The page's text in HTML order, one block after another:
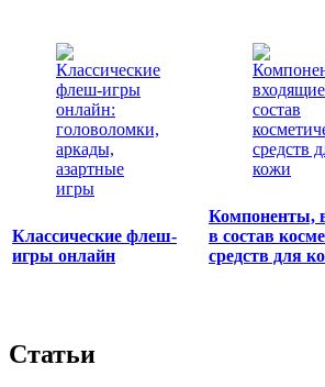
Классические флеш-
игры онлайн
Компоненты,
в состав
средств для
Статьи